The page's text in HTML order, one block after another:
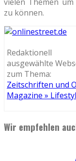
zu können.
Redaktionell
ausgewählte
zum Thema:
Zeitschriften und
Magazine »
Wir empfehlen